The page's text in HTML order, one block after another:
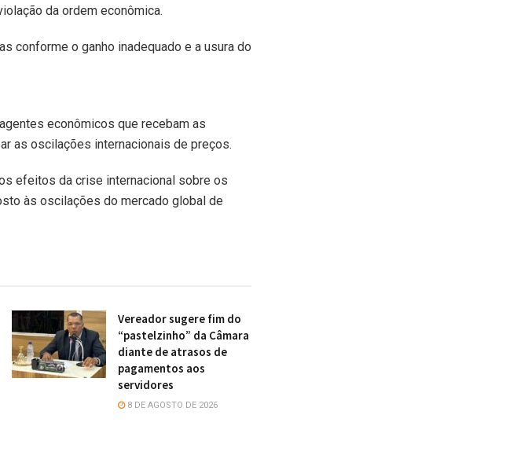
da ordem econômica.
conforme o ganho inadequado e a usura do
econômicos que recebam as
as oscilações internacionais de preços.
efeitos da crise internacional sobre os
às oscilações do mercado global de
Vereador sugere fim do
“pastelzinho” da Câmara
diante de atrasos de
pagamentos aos
servidores
8 DE AGOSTO DE 2026